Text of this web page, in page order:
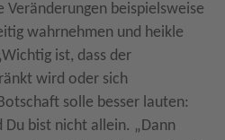
Veränderungen beispielsweise
wahrnehmen und heikle
ist, dass der
wird oder sich
solle besser lauten:
bist nicht allein. „Dann